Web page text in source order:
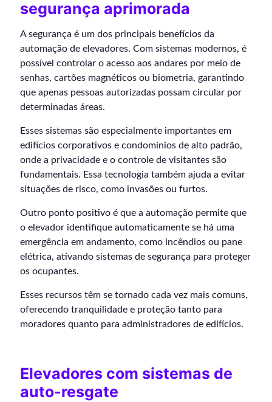
segurança aprimorada
A segurança é um dos principais benefícios da
automação de elevadores. Com sistemas modernos, é
possível controlar o acesso aos andares por meio de
senhas, cartões magnéticos ou biometria, garantindo
que apenas pessoas autorizadas possam circular por
determinadas áreas.
Esses sistemas são especialmente importantes em
edifícios corporativos e condomínios de alto padrão,
onde a privacidade e o controle de visitantes são
fundamentais. Essa tecnologia também ajuda a evitar
situações de risco, como invasões ou furtos.
Outro ponto positivo é que a automação permite que
o elevador identifique automaticamente se há uma
emergência em andamento, como incêndios ou pane
elétrica, ativando sistemas de segurança para proteger
os ocupantes.
Esses recursos têm se tornado cada vez mais comuns,
oferecendo tranquilidade e proteção tanto para
moradores quanto para administradores de edifícios.
Elevadores com sistemas de
auto-resgate